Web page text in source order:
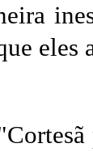
eles